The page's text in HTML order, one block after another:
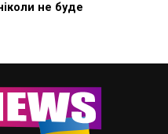
не буде